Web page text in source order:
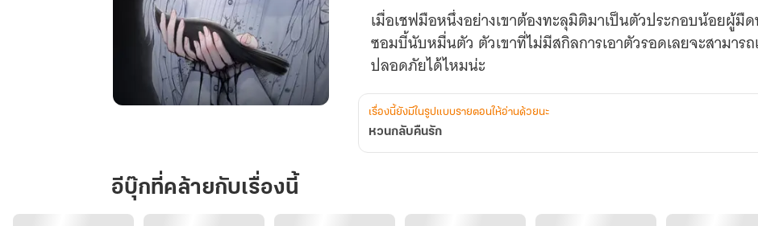
รัก
เล่ม
1
เมื่อเชฟมือหนึ่งอย่างเขาต้องทะลุมิติมาเป็นตัวประกอบน้อยผู้
ซอมบี้นับหมื่นตัว ตัวเขาที่ไม่มีสกิลการเอาตัวรอดเลยจะสามาร
ปลอดภัยได้ไหมน่ะ
เรื่องนี้ยังมีในรูปแบบรายตอนให้อ่านด้วยนะ
หวนกลับคืนรัก
อีบุ๊กที่คล้ายกับเรื่องนี้